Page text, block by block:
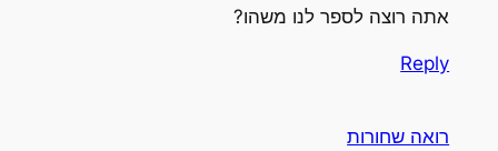
אתה רוצה לספר לנו משהו?
Reply
רואה שחורות